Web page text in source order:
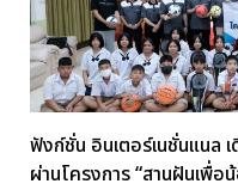
ฟังก์ชั่น อินเตอร์เนชั่นแนล
ผ่านโครงการ “สานฝันเพื่อ